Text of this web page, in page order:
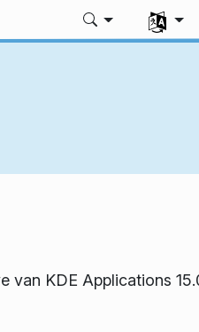
Uw taal
van KDE Applications